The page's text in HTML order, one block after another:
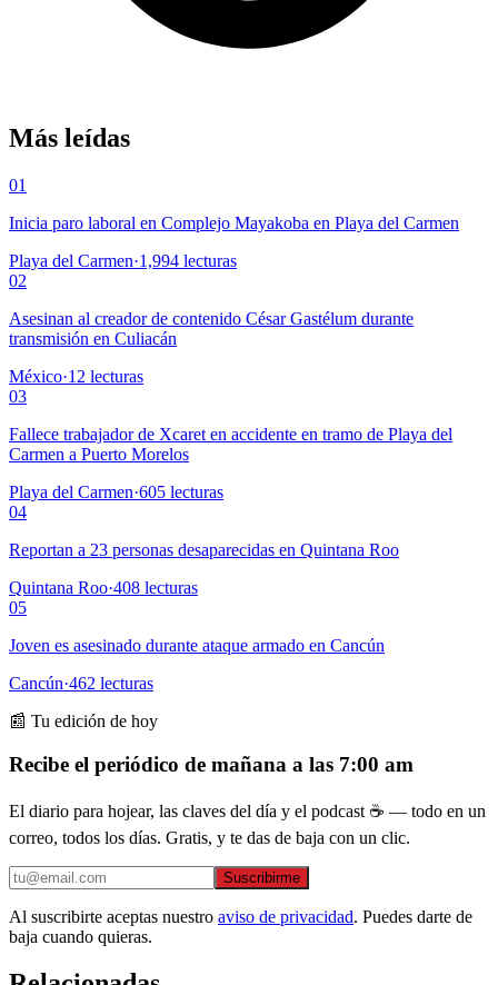
Más leídas
01
Inicia paro laboral en Complejo Mayakoba en Playa del Carmen
Playa del Carmen·1,994 lecturas
02
Asesinan al creador de contenido César Gastélum durante
transmisión en Culiacán
México·12 lecturas
03
Fallece trabajador de Xcaret en accidente en tramo de Playa del
Carmen a Puerto Morelos
Playa del Carmen·605 lecturas
04
Reportan a 23 personas desaparecidas en Quintana Roo
Quintana Roo·408 lecturas
05
Joven es asesinado durante ataque armado en Cancún
Cancún·462 lecturas
📰 Tu edición de hoy
Recibe el periódico de mañana a las 7:00 am
El diario para hojear, las claves del día y el podcast ☕ — todo en un
correo, todos los días. Gratis, y te das de baja con un clic.
Suscribirme
Al suscribirte aceptas nuestro aviso de privacidad. Puedes darte de
baja cuando quieras.